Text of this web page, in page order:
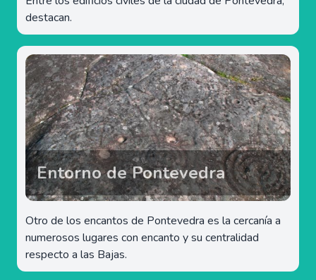
destacan.
Entorno de Pontevedra
Otro de los encantos de Pontevedra es la cercanía a
numerosos lugares con encanto y su centralidad
respecto a las Bajas.